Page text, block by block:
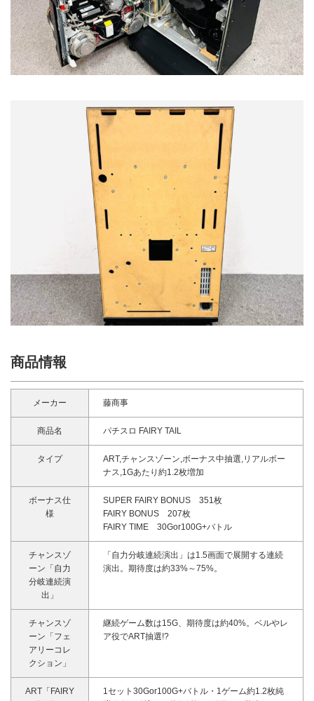
商品情報
メーカー 藤商事
商品名 パチスロ FAIRY TAIL
タイプ
ART,チャンスゾーン,ボーナス中抽選,リアルボー
ナス,1Gあたり約1.2枚増加
ボーナス仕
様
SUPER FAIRY BONUS 351枚
FAIRY BONUS 207枚
FAIRY TIME 30Gor100G+バトル
チャンスゾ
ーン「自力
分岐連続演
出」
「自力分岐連続演出」は1.5画面で展開する連続
演出。期待度は約33%～75%。
チャンスゾ
ーン「フェ
アリーコレ
クション」
継続ゲーム数は15G、期待度は約40%。ベルやレ
ア役でART抽選!?
ART「FAIRY
1セット30Gor100G+バトル・1ゲーム約1.2枚純